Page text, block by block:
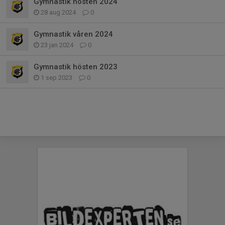
28 aug 2024 0
Gymnastik våren 2024
23 jan 2024 0
Gymnastik hösten 2023
1 sep 2023 0